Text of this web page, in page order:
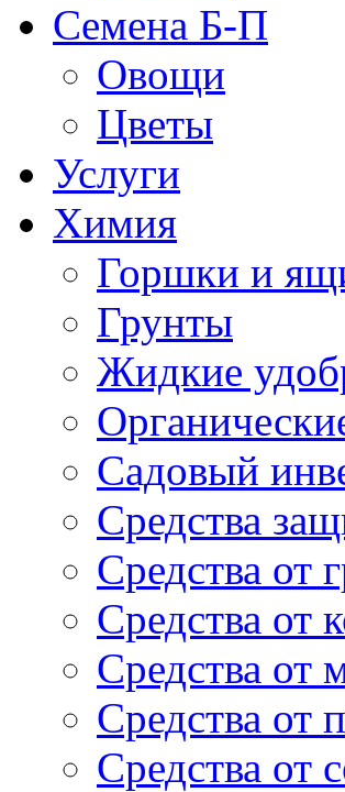
Семена Б-П
Овощи
Цветы
Услуги
Химия
Горшки и
Грунты
Жидкие
Садовый
Средства
Средства от
Средства от
Средства от
Средства от
Средства от